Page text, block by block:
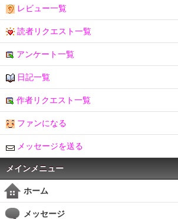
レビュー一覧
読者リクエスト一覧
アンケート一覧
日記一覧
作者リクエスト一覧
ファンになる
メッセージを送る
メインメニュー
ホーム
メッセージ